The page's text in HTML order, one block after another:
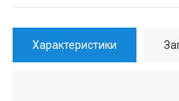
Характеристики